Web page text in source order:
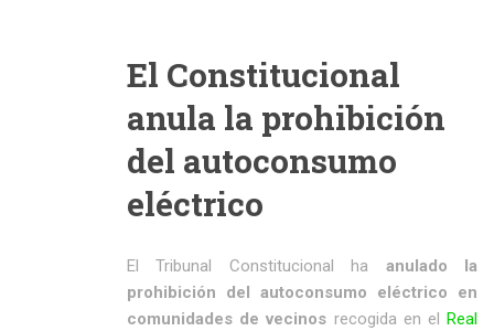
El Constitucional
anula la prohibición
del autoconsumo
eléctrico
El Tribunal Constitucional ha anulado la
prohibición del autoconsumo eléctrico en
comunidades de vecinos recogida en elReal